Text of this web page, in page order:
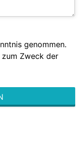
genommen.
zum Zweck der